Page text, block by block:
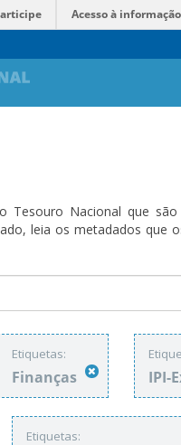
Acesso à informação
Tesouro Nacional que
leia os metadados que
Etiquetas:
Finanças IPI-
Etiquetas: